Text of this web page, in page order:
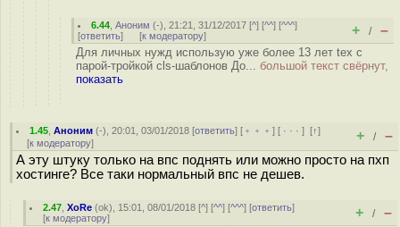
6.44 ,Аноним (-), 21:21, 31/12/2017 [^] [^^] [^^^]
[ответить] [к модератору] + / –
Для личных нужд использую уже более 13 лет tex с
парой-тройкой сls-шаблонов До... большой текст свёрнут,
показать
1.45 ,Аноним (-), 20:01, 03/01/2018 [ответить] [ ﹢﹢﹢] [ · · ·][↑]
[к модератору] + / –
А эту штуку только на впс поднять или можно просто на пхп
хостинге? Все таки нормальный впс не дешев.
2.47 ,XoRe (ok), 15:01, 08/01/2018 [^] [^^] [^^^] [ответить]
[к модератору] + / –